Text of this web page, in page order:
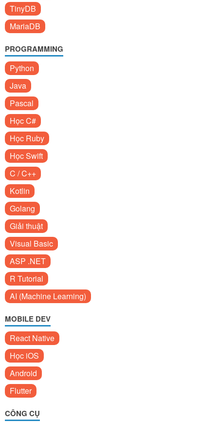
TinyDB
MariaDB
PROGRAMMING
Python
Java
Pascal
Học C#
Học Ruby
Học Swift
C / C++
Kotlin
Golang
Giải thuật
Visual Basic
ASP .NET
R Tutorial
AI (Machine Learning)
MOBILE DEV
React Native
Học iOS
Android
Flutter
CÔNG CỤ